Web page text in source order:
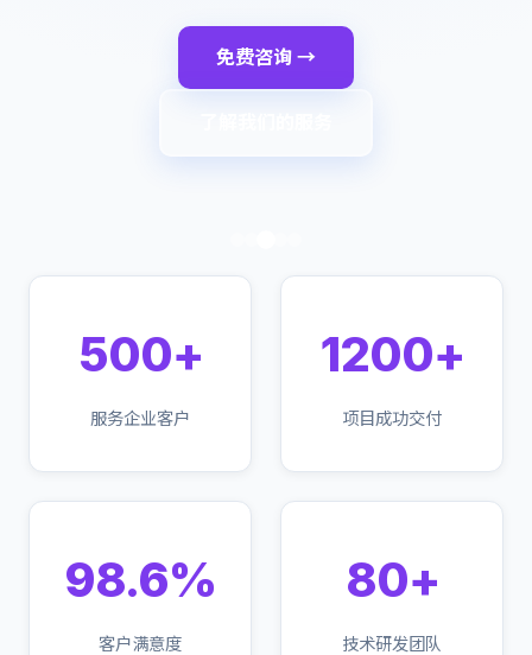
免费咨询 →
500+
服务企业客户
1200+
项目成功交付
98.6%
客户满意度
80+
技术研发团队